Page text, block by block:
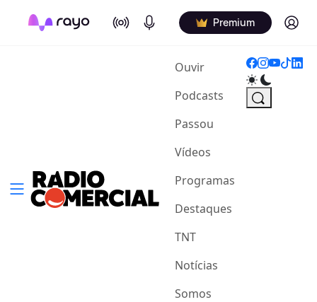
On Air Podcasts Premium Log in
Ouvir(current)
Podcasts
Passou
Vídeos
Programas
Destaques
TNT
Notícias
Somos